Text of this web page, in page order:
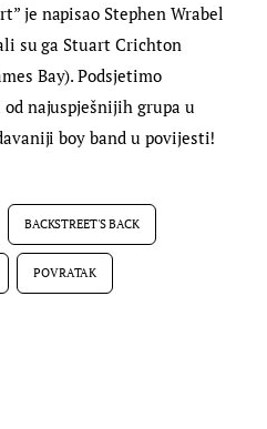
je napisao Stephen Wrabel
su ga Stuart Crichton
Bay). Podsjetimo
od najuspješnijih grupa u
boy band u povijesti!
BACKSTREET'S BACK
POVRATAK